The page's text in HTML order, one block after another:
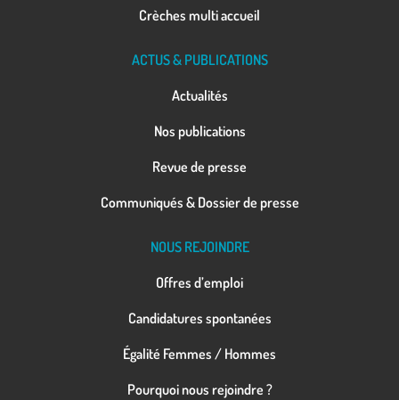
Crèches multi accueil
ACTUS & PUBLICATIONS
Actualités
Nos publications
Revue de presse
Communiqués & Dossier de presse
NOUS REJOINDRE
Offres d’emploi
Candidatures spontanées
Égalité Femmes / Hommes
Pourquoi nous rejoindre ?